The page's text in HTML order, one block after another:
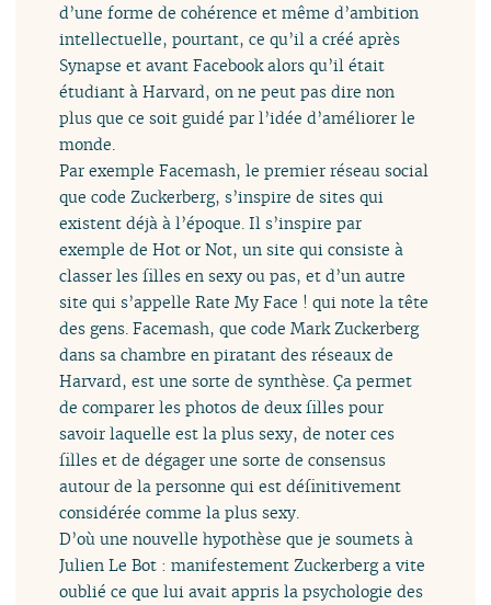
d’une forme de cohérence et même d’ambition
intellectuelle, pourtant, ce qu’il a créé après
Synapse et avant Facebook alors qu’il était
étudiant à Harvard, on ne peut pas dire non
plus que ce soit guidé par l’idée d’améliorer le
monde.
Par exemple Facemash, le premier réseau social
que code Zuckerberg, s’inspire de sites qui
existent déjà à l’époque. Il s’inspire par
exemple de Hot or Not, un site qui consiste à
classer les filles en sexy ou pas, et d’un autre
site qui s’appelle Rate My Face ! qui note la tête
des gens. Facemash, que code Mark Zuckerberg
dans sa chambre en piratant des réseaux de
Harvard, est une sorte de synthèse. Ça permet
de comparer les photos de deux filles pour
savoir laquelle est la plus sexy, de noter ces
filles et de dégager une sorte de consensus
autour de la personne qui est définitivement
considérée comme la plus sexy.
D’où une nouvelle hypothèse que je soumets à
Julien Le Bot : manifestement Zuckerberg a vite
oublié ce que lui avait appris la psychologie des